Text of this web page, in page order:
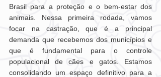
Brasil para a proteção e o bem-estar dos
animais. Nessa primeira rodada, vamos
focar na castração, que é a principal
demanda que recebemos dos municípios e
que é fundamental para o controle
populacional de cães e gatos. Estamos
consolidando um espaço definitivo para a